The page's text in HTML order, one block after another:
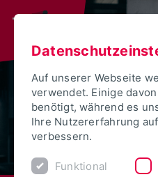
Auf unserer Webseite
verwendet. Einige
benötigt, während es
Ihre Nutzererfahrung
verbessern.
Funktional